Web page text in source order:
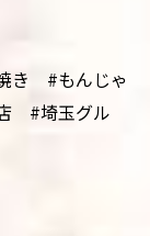
き #もんじゃ
#埼玉グル